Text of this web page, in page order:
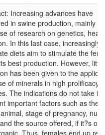
Increasing advances have
in swine production, mainly
of research on genetics,
In this last case, increasingly
diets aim to stimulate the
best production. However, little
has been given to the
of minerals in high prolificacy
The indications do not take
important factors such as the
stage of pregnancy,
the source offered, if it?s
Thus, females end up